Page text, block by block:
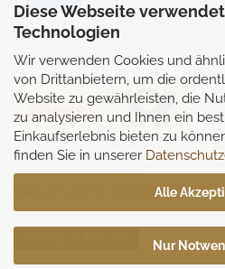
Diese Webseite
Technologien
Wir verwenden Cookies und
von Drittanbietern, um die
Website zu gewährleisten, die
zu analysieren und Ihnen ein
Einkaufserlebnis bieten zu
finden Sie in unserer
Alle
Nur
Selbstabhollung möglich
Partnerseiten:
www.murmelbuntes.de
www.der-kleine-dekoladen.de